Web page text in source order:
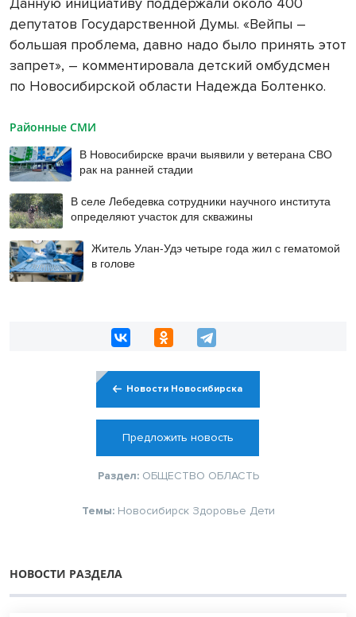
депутатов Государственной Думы. «Вейпы –
большая проблема, давно надо было принять этот
запрет», – комментировала детский омбудсмен
по Новосибирской области Надежда Болтенко.
Районные СМИ
В Новосибирске врачи выявили у ветерана СВО
рак на ранней стадии
В селе Лебедевка сотрудники научного института
определяют участок для скважины
Житель Улан-Удэ четыре года жил с гематомой
в голове
Новости Новосибирска
Предложить новость
Раздел: ОБЩЕСТВО ОБЛАСТЬ
Темы: Новосибирск Здоровье Дети
НОВОСТИ РАЗДЕЛА